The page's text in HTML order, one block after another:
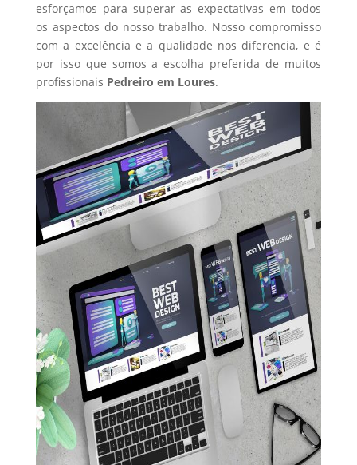
esforçamos para superar as expectativas em todos
os aspectos do nosso trabalho. Nosso compromisso
com a excelência e a qualidade nos diferencia, e é
por isso que somos a escolha preferida de muitos
profissionais Pedreiro em Loures.